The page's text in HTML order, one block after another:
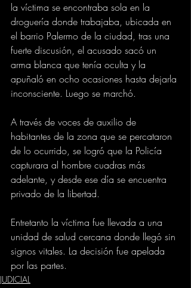
la víctima se encontraba sola en la
droguería donde trabajaba, ubicada en
el barrio Palermo de la ciudad, tras una
fuerte discusión, el acusado sacó un
arma blanca que tenía oculta y la
apuñaló en ocho ocasiones hasta dejarla
inconsciente. Luego se marchó.
A través de voces de auxilio de
habitantes de la zona que se percataron
de lo ocurrido, se logró que la Policía
capturara al hombre cuadras más
adelante, y desde ese día se encuentra
privado de la libertad.
Entretanto la víctima fue llevada a una
unidad de salud cercana donde llegó sin
signos vitales. La decisión fue apelada
por las partes.
JUDICIAL